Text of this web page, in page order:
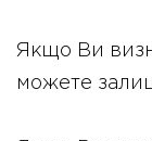
Якщо Ви
можете